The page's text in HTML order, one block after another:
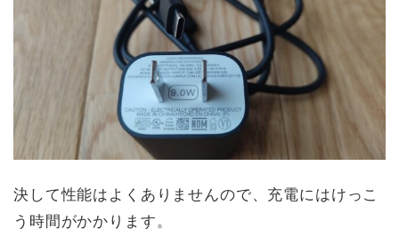
決して性能はよくありませんので、充電にはけっこ
う時間がかかります。